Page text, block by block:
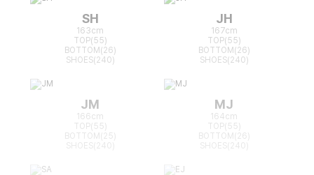
SH
163cm
TOP(55)
BOTTOM(26)
SHOES(240)
JH
167cm
TOP(55)
BOTTOM(26)
SHOES(240)
JM
166cm
TOP(55)
BOTTOM(25)
MJ
164cm
TOP(55)
BOTTOM(26)